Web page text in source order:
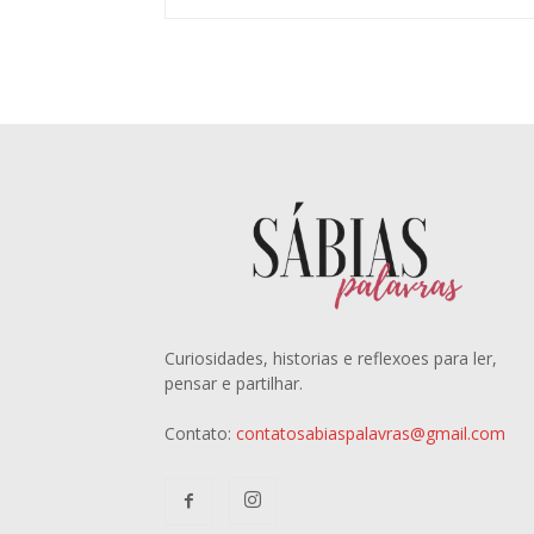
Curiosidades, historias e reflexoes para ler,
pensar e partilhar.
Contato: contatosabiaspalavras@gmail.com